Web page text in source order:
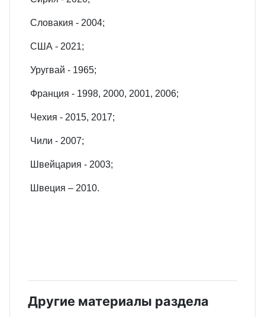
Словакия - 2004;
США - 2021;
Уругвай - 1965;
Франция - 1998, 2000, 2001, 2006;
Чехия - 2015, 2017;
Чили - 2007;
Швейцария - 2003;
Швеция – 2010.
Другие материалы раздела